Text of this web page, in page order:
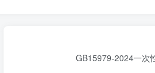
GB15979-2024一次